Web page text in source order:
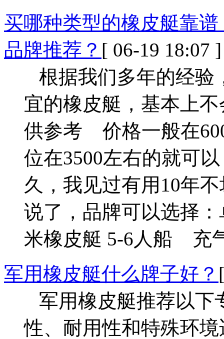
买哪种类型的橡皮艇靠
品牌推荐？ [ 06-19 18:07 ]
根据我们多年的经验
宜的橡皮艇，基本上
供参考 价格一般在
位在3500左右的就可
久，我见过有用10年
说了，品牌可以选择
米橡皮艇 5-6人船 充
军用橡皮艇什么牌子好？
军用橡皮艇推荐以下
性、耐用性和特殊环